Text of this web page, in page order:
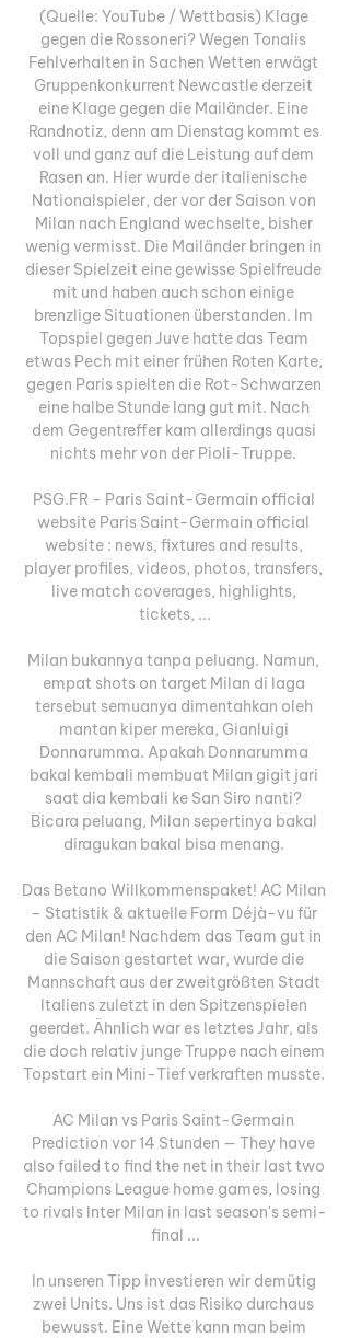
(Quelle: YouTube / Wettbasis) Klage
gegen die Rossoneri? Wegen Tonalis
Fehlverhalten in Sachen Wetten erwägt
Gruppenkonkurrent Newcastle derzeit
eine Klage gegen die Mailänder. Eine
Randnotiz, denn am Dienstag kommt es
voll und ganz auf die Leistung auf dem
Rasen an. Hier wurde der italienische
Nationalspieler, der vor der Saison von
Milan nach England wechselte, bisher
wenig vermisst. Die Mailänder bringen in
dieser Spielzeit eine gewisse Spielfreude
mit und haben auch schon einige
brenzlige Situationen überstanden. Im
Topspiel gegen Juve hatte das Team
etwas Pech mit einer frühen Roten Karte,
gegen Paris spielten die Rot-Schwarzen
eine halbe Stunde lang gut mit. Nach
dem Gegentreffer kam allerdings quasi
nichts mehr von der Pioli-Truppe.
PSG.FR - Paris Saint-Germain official
website Paris Saint-Germain official
website : news, fixtures and results,
player profiles, videos, photos, transfers,
live match coverages, highlights,
tickets, ...
Milan bukannya tanpa peluang. Namun,
empat shots on target Milan di laga
tersebut semuanya dimentahkan oleh
mantan kiper mereka, Gianluigi
Donnarumma. Apakah Donnarumma
bakal kembali membuat Milan gigit jari
saat dia kembali ke San Siro nanti?
Bicara peluang, Milan sepertinya bakal
diragukan bakal bisa menang.
Das Betano Willkommenspaket! AC Milan
– Statistik & aktuelle Form Déjà-vu für
den AC Milan! Nachdem das Team gut in
die Saison gestartet war, wurde die
Mannschaft aus der zweitgrößten Stadt
Italiens zuletzt in den Spitzenspielen
geerdet. Ähnlich war es letztes Jahr, als
die doch relativ junge Truppe nach einem
Topstart ein Mini-Tief verkraften musste.
AC Milan vs Paris Saint-Germain
Prediction vor 14 Stunden — They have
also failed to find the net in their last two
Champions League home games, losing
to rivals Inter Milan in last season's semi-
final ...
In unseren Tipp investieren wir demütig
zwei Units. Uns ist das Risiko durchaus
bewusst. Eine Wette kann man beim